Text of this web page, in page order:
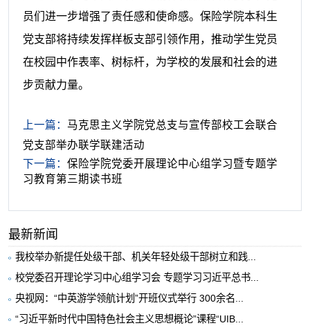
员们进一步增强了责任感和使命感。保险学院本科生
党支部将持续发挥样板支部引领作用，推动学生党员
在校园中作表率、树标杆，为学校的发展和社会的进
步贡献力量。
上一篇： 马克思主义学院党总支与宣传部校工会联合
党支部举办联学联建活动
下一篇： 保险学院党委开展理论中心组学习暨专题学
习教育第三期读书班
最新新闻
我校举办新提任处级干部、机关年轻处级干部树立和践...
校党委召开理论学习中心组学习会 专题学习习近平总书...
央视网：“中英游学领航计划”开班仪式举行 300余名...
“习近平新时代中国特色社会主义思想概论”课程“UIB...